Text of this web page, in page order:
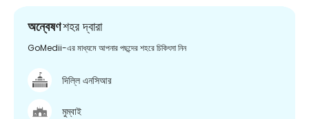
অন্বেষণশহর দ্বারা
GoMedii-এর মাধ্যমে আপনার পছন্দের শহরে চিকিৎসা নিন
দিল্লি এনসিআর
মুম্বাই